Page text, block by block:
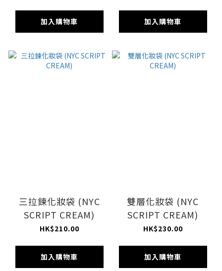
加入購物車 加入購物車
三拉鍊化妝袋 (NYC
SCRIPT CREAM)
HK$210.00
加入購物車
雙層化妝袋 (NYC
SCRIPT CREAM)
HK$230.00
加入購物車